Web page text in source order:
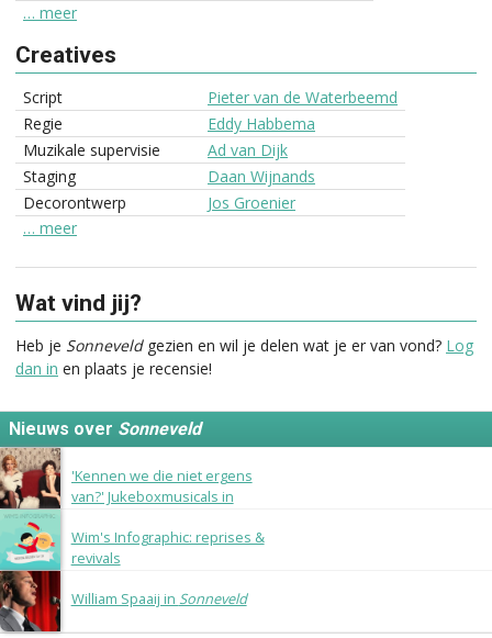
… meer
Creatives
Script
Pieter van de Waterbeemd
Regie
Eddy Habbema
Muzikale supervisie
Ad van Dijk
Staging
Daan Wijnands
Decorontwerp
Jos Groenier
… meer
Wat vind jij?
Heb je Sonneveldgezien en wil je delen wat je er van vond? Log
dan in en plaats je recensie!
Nieuws over Sonneveld
'Kennen we die niet ergens
van?' Jukeboxmusicals in
Wim's Infographic: reprises &
revivals
William Spaaij in Sonneveld